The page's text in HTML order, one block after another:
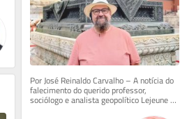
Por José Reinaldo Carvalho – A notícia do
falecimento do querido professor,
sociólogo e analista geopolítico Lejeune
Mirhan ecoou como um golpe...